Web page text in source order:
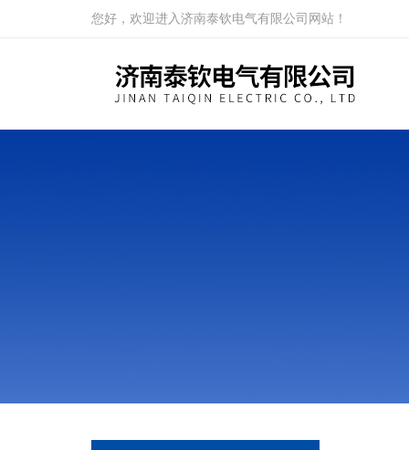
您好，欢迎进入济南泰钦电气有限公司网站！